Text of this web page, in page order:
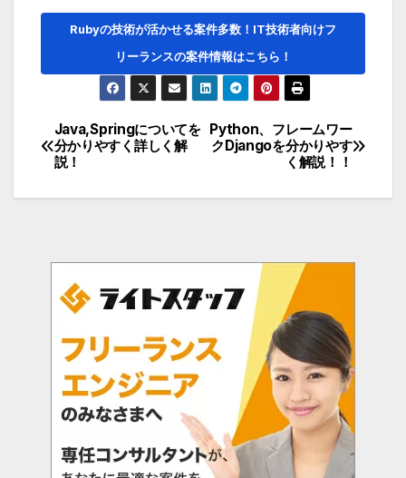
Rubyの技術が活かせる案件多数！IT技術者向けフ
リーランスの案件情報はこちら！
投
稿
ゲ
シ
ョ
ン
Python、フレームワー
クDjangoを分かりやす
く解説！！
Java,Springについてを
分かりやすく詳しく解
説！